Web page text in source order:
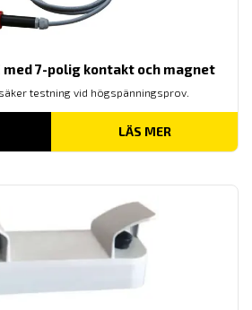
med 7-polig kontakt och magnet
testning vid högspänningsprov.
LÄS MER